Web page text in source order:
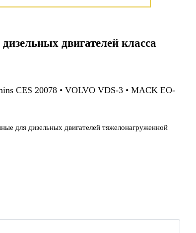
двигателей класса
CES 20078 • VOLVO VDS-3 • MACK EO-
для дизельных двигателей тяжелонагруженной